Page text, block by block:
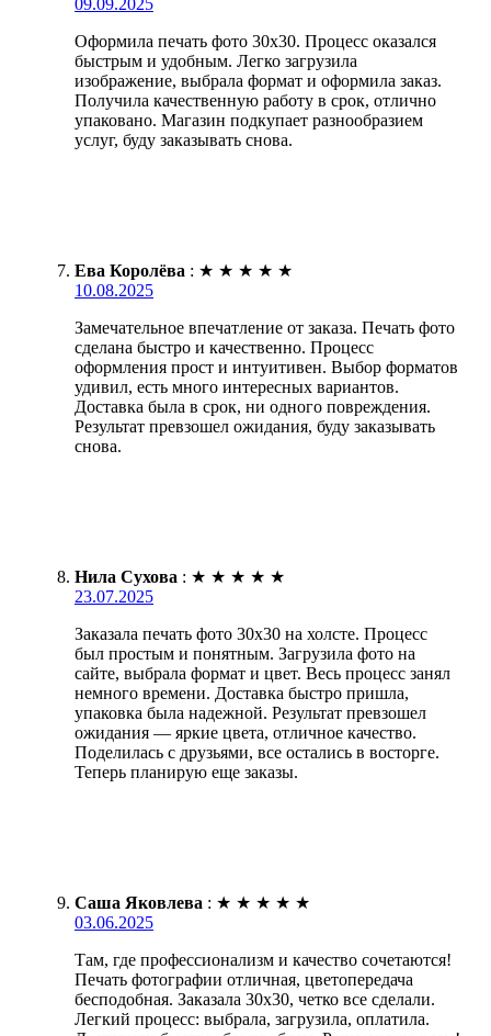
Оформила печать фото 30х30. Процесс оказался
быстрым и удобным. Легко загрузила
изображение, выбрала формат и оформила заказ.
Получила качественную работу в срок, отлично
упаковано. Магазин подкупает разнообразием
услуг, буду заказывать снова.
Ева Королёва : ★ ★ ★ ★ ★
10.08.2025
Замечательное впечатление от заказа. Печать фото
сделана быстро и качественно. Процесс
оформления прост и интуитивен. Выбор форматов
удивил, есть много интересных вариантов.
Доставка была в срок, ни одного повреждения.
Результат превзошел ожидания, буду заказывать
снова.
Нила Сухова : ★ ★ ★ ★ ★
23.07.2025
Заказала печать фото 30х30 на холсте. Процесс
был простым и понятным. Загрузила фото на
сайте, выбрала формат и цвет. Весь процесс занял
немного времени. Доставка быстро пришла,
упаковка была надежной. Результат превзошел
ожидания — яркие цвета, отличное качество.
Поделилась с друзьями, все остались в восторге.
Теперь планирую еще заказы.
Саша Яковлева : ★ ★ ★ ★ ★
03.06.2025
Там, где профессионализм и качество сочетаются!
Печать фотографии отличная, цветопередача
бесподобная. Заказала 30х30, четко все сделали.
Легкий процесс: выбрала, загрузила, оплатила.